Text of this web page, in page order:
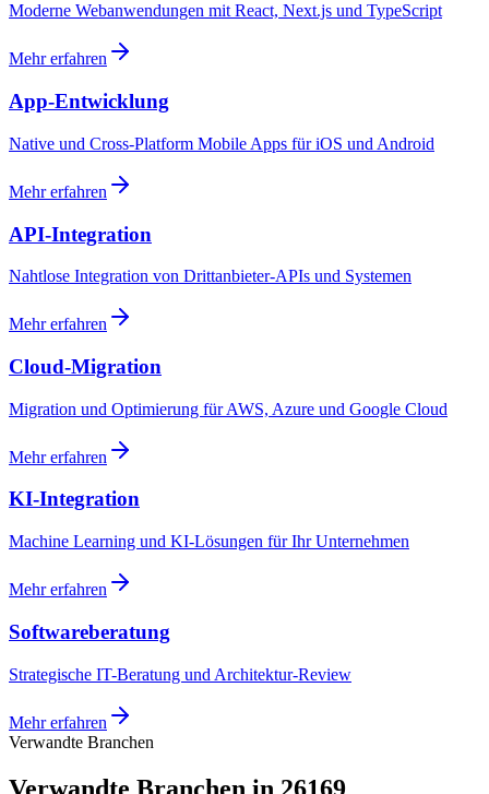
Moderne Webanwendungen mit React, Next.js und TypeScript
Mehr erfahren
App-Entwicklung
Native und Cross-Platform Mobile Apps für iOS und Android
Mehr erfahren
API-Integration
Nahtlose Integration von Drittanbieter-APIs und Systemen
Mehr erfahren
Cloud-Migration
Migration und Optimierung für AWS, Azure und Google Cloud
Mehr erfahren
KI-Integration
Machine Learning und KI-Lösungen für Ihr Unternehmen
Mehr erfahren
Softwareberatung
Strategische IT-Beratung und Architektur-Review
Mehr erfahren
Verwandte Branchen
Verwandte Branchen in 26169